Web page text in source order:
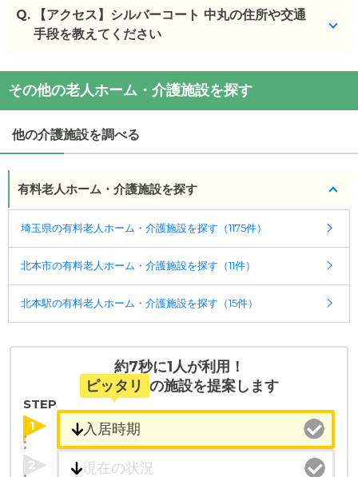
Q.
【アクセス】シルバーコート 中丸の住所や交通
手段を教えてください
シルバーコート 中丸の交通アクセス
・住所：埼玉県北本市中丸6-181
・最寄り駅：
シルバーコート 中丸
民館入口」から徒歩11分 圏央道桶川加納ICより車
その他の老人ホーム・介護施設を探す
他の介護施設を調べる
有料老人ホーム・介護施設を探す
埼玉県の有料老人ホーム・介護施設を探す（1175件）
北本市の有料老人ホーム・介護施設を探す（11件）
北本駅の有料老人ホーム・介護施設を探す（15件）
約7秒に1人が利用！
ピッタリ の施設を提案します
STEP
1
2